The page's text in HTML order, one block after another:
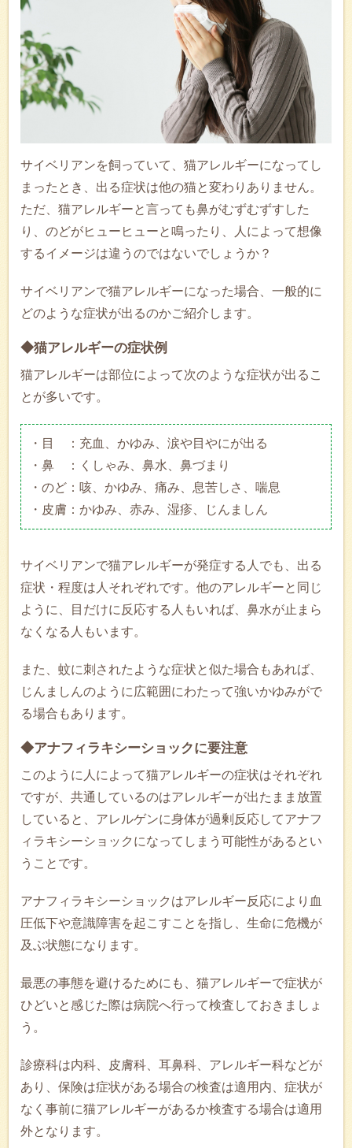
サイベリアンを飼っていて、猫アレルギーになってし
まったとき、出る症状は他の猫と変わりありません。
ただ、猫アレルギーと言っても鼻がむずむずすした
り、のどがヒューヒューと鳴ったり、人によって想像
するイメージは違うのではないでしょうか？
サイベリアンで猫アレルギーになった場合、一般的に
どのような症状が出るのかご紹介します。
◆猫アレルギーの症状例
猫アレルギーは部位によって次のような症状が出るこ
とが多いです。
・目 ：充血、かゆみ、涙や目やにが出る
・鼻 ：くしゃみ、鼻水、鼻づまり
・のど：咳、かゆみ、痛み、息苦しさ、喘息
・皮膚：かゆみ、赤み、湿疹、じんましん
サイベリアンで猫アレルギーが発症する人でも、出る
症状・程度は人それぞれです。他のアレルギーと同じ
ように、目だけに反応する人もいれば、鼻水が止まら
なくなる人もいます。
また、蚊に刺されたような症状と似た場合もあれば、
じんましんのように広範囲にわたって強いかゆみがで
る場合もあります。
◆アナフィラキシーショックに要注意
このように人によって猫アレルギーの症状はそれぞれ
ですが、共通しているのはアレルギーが出たまま放置
していると、アレルゲンに身体が過剰反応してアナフ
ィラキシーショックになってしまう可能性があるとい
うことです。
アナフィラキシーショックはアレルギー反応により血
圧低下や意識障害を起こすことを指し、生命に危機が
及ぶ状態になります。
最悪の事態を避けるためにも、猫アレルギーで症状が
ひどいと感じた際は病院へ行って検査しておきましょ
う。
診療科は内科、皮膚科、耳鼻科、アレルギー科などが
あり、保険は症状がある場合の検査は適用内、症状が
なく事前に猫アレルギーがあるか検査する場合は適用
外となります。